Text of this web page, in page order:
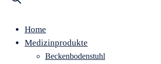
Home
Medizinprodukte
Beckenbodenstuhl